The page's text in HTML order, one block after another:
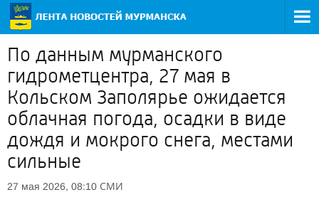
По данным мурманского
гидрометцентра, 27 мая в
Кольском Заполярье ожидается
облачная погода, осадки в виде
дождя и мокрого снега, местами
сильные
27 мая 2026, 08:10 СМИ